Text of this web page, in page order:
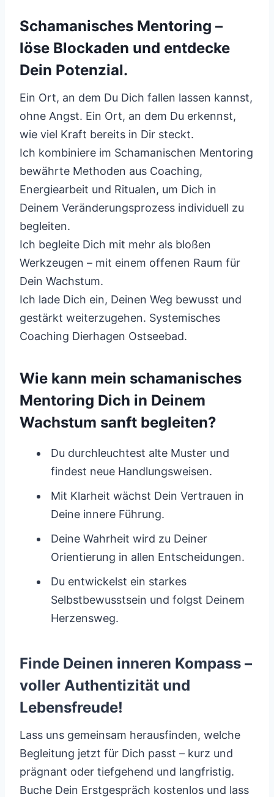
Schamanisches Mentoring –
löse Blockaden und entdecke
Dein Potenzial.
Ein Ort, an dem Du Dich fallen lassen kannst,
ohne Angst. Ein Ort, an dem Du erkennst,
wie viel Kraft bereits in Dir steckt.
Ich kombiniere im Schamanischen Mentoring
bewährte Methoden aus Coaching,
Energiearbeit und Ritualen, um Dich in
Deinem Veränderungsprozess individuell zu
begleiten.
Ich begleite Dich mit mehr als bloßen
Werkzeugen – mit einem offenen Raum für
Dein Wachstum.
Ich lade Dich ein, Deinen Weg bewusst und
gestärkt weiterzugehen. Systemisches
Coaching Dierhagen Ostseebad.
Wie kann mein schamanisches
Mentoring Dich in Deinem
Wachstum sanft begleiten?
Du durchleuchtest alte Muster und
findest neue Handlungsweisen.
Mit Klarheit wächst Dein Vertrauen in
Deine innere Führung.
Deine Wahrheit wird zu Deiner
Orientierung in allen Entscheidungen.
Du entwickelst ein starkes
Selbstbewusstsein und folgst Deinem
Herzensweg.
Finde Deinen inneren Kompass –
voller Authentizität und
Lebensfreude!
Lass uns gemeinsam herausfinden, welche
Begleitung jetzt für Dich passt – kurz und
prägnant oder tiefgehend und langfristig.
Buche Dein Erstgespräch kostenlos und lass